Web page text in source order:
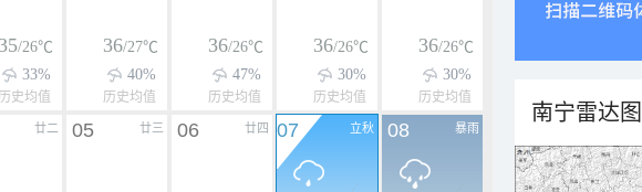
35/26℃
33%
历史均值
36/27℃
40%
历史均值
36/26℃
47%
历史均值
36/26℃
30%
历史均值
36/26℃
30%
历史均值
廿二 廿三
05 廿四
06 立秋
07 暴雨
08
南宁雷达图